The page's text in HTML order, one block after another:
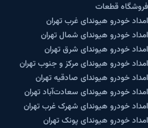
فروشگاه قطعات
امداد خودرو هیوندای غرب تهران
امداد خودرو هیوندای شمال تهران
امداد خودرو هیوندای شرق تهران
امداد خودرو هیوندای مرکز و جنوب تهران
امداد خودرو هیوندای صادقیه تهران
امداد خودرو هیوندای سعادت‌آباد تهران
امداد خودرو هیوندای شهرک غرب تهران
امداد خودرو هیوندای پونک تهران